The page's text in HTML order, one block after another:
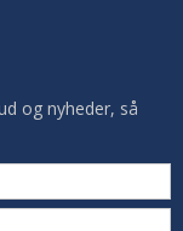
og nyheder, så